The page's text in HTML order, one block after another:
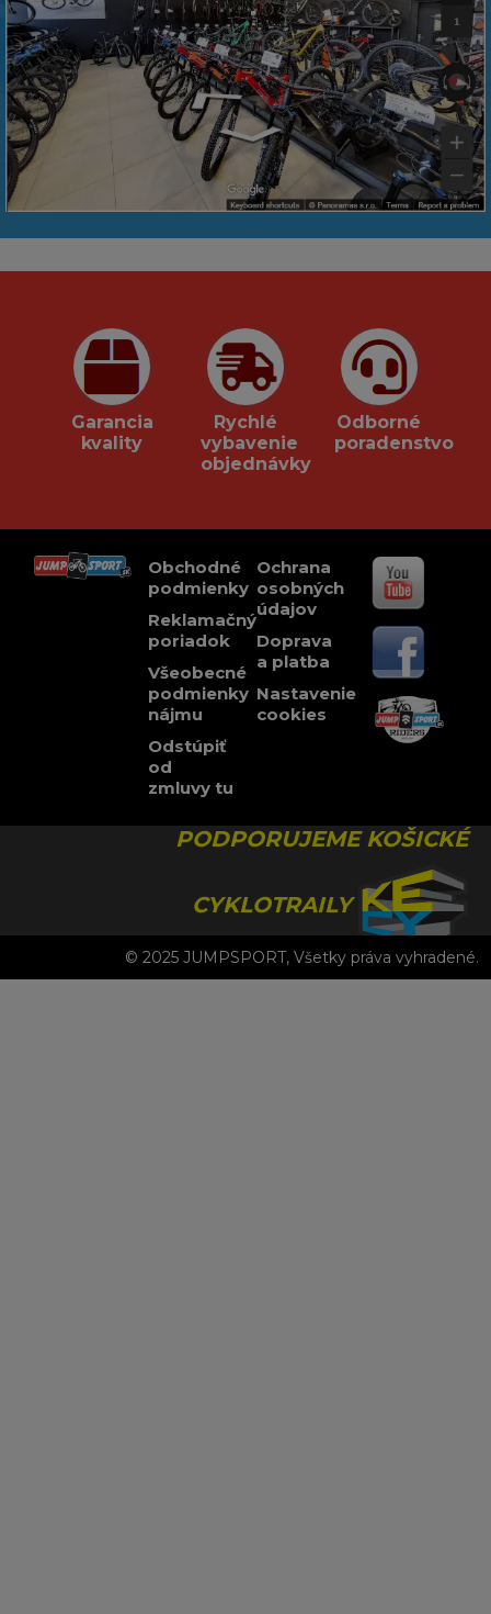
Garancia
kvality
Rychlé
vybavenie
objednávky
Odborné
poradenstvo
Obchodné
podmienky
Reklamačný
poriadok
Všeobecné
podmienky
nájmu
Odstúpiť
od
zmluvy tu
Ochrana
osobných
údajov
Doprava
a platba
Nastavenie
cookies
PODPORUJEME KOŠICKÉ
CYKLOTRAILY
© 2025 JUMPSPORT, Všetky práva vyhradené.